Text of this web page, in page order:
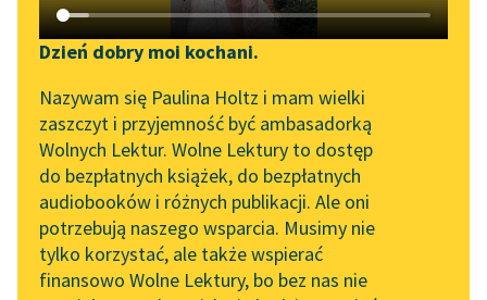
Katalog DAISY
Podkasty o książkach
Zgłoś brak utworu
Aktualności
„Prokurator Alicja Horn”
do słuchania
Byliśmy częścią AI Impact
Lab
Zapraszamy na spotkanie
Narzędzia
Mapa Wolnych Lektur
Leśmianator
Przewodnik dla piszących i
czytających
Dzień dobry moi kochani.
Nazywam się Paulina Holtz i mam wielki
zaszczyt i przyjemność być ambasadorką
Wolnych Lektur. Wolne Lektury to dostęp
do bezpłatnych książek, do bezpłatnych
audiobooków i różnych publikacji. Ale oni
potrzebują naszego wsparcia. Musimy nie
tylko korzystać, ale także wspierać
finansowo Wolne Lektury, bo bez nas nie
pobierz książkę